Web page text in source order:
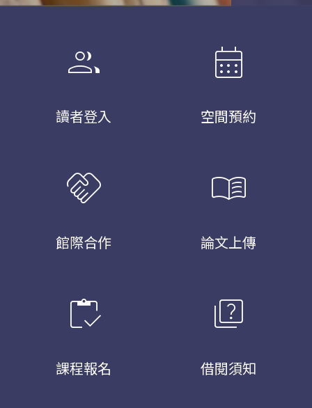
group
讀者登入
calendar_month
空間預約
handshake
館際合作
menu_book
論文上傳
inventory
課程報名
quiz
借閱須知